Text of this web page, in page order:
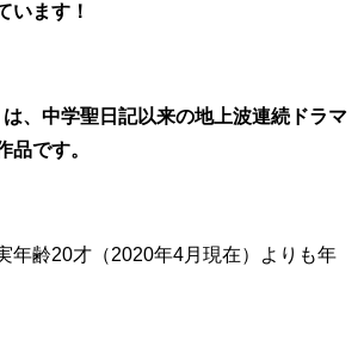
います！
は、中学聖日記以来の地上波連続ドラマ
品です。
年齢20才（2020年4月現在）よりも年